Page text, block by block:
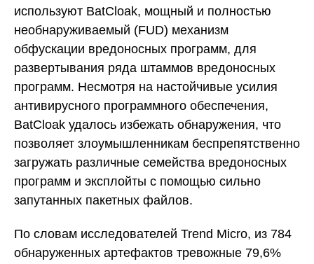
используют BatCloak, мощный и полностью
необнаруживаемый (FUD) механизм
обфускации вредоносных программ, для
развертывания ряда штаммов вредоносных
программ. Несмотря на настойчивые усилия
антивирусного программного обеспечения,
BatCloak удалось избежать обнаружения, что
позволяет злоумышленникам беспрепятственно
загружать различные семейства вредоносных
программ и эксплойты с помощью сильно
запутанных пакетных файлов.
По словам исследователей Trend Micro, из 784
обнаруженных артефактов тревожные 79,6%